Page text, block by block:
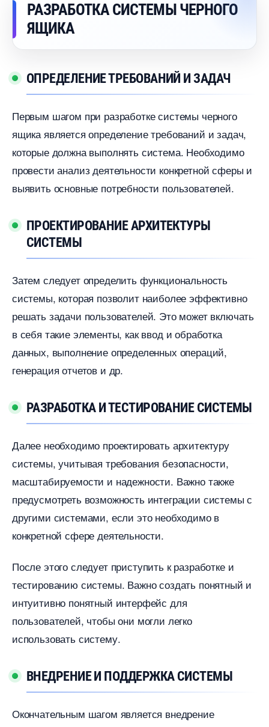
РАЗРАБОТКА СИСТЕМЫ ЧЕРНОГО
ЯЩИКА
ОПРЕДЕЛЕНИЕ ТРЕБОВАНИЙ И ЗАДАЧ
Первым шагом при разработке системы черного
ящика является определение требований и задач,
которые должна выполнять система. Необходимо
провести анализ деятельности конкретной сферы и
ыявить основные потребности пользователей.​
ПРОЕКТИРОВАНИЕ АРХИТЕКТУРЫ
СИСТЕМЫ
Затем следует определить функциональность
системы, которая позволит наиболее эффективно
решать задачи пользователей. Это может включать
себя такие элементы, как ввод и обработка
данных, выполнение определенных операций,
енерация отчетов и др.​
РАЗРАБОТКА И ТЕСТИРОВАНИЕ СИСТЕМЫ
Далее необходимо проектировать архитектуру
системы, учитывая требования безопасности,
масштабируемости и надежности.​ Важно также
предусмотреть возможность интеграции системы с
другими системами, если это необходимо
конкретной сфере деятельности.​
После этого следует приступить к разработке и
тестированию системы.​ Важно создать понятный и
интуитивно понятный интерфейс для
пользователей, чтобы они могли легко
использовать систему.
НЕДРЕНИЕ И ПОДДЕРЖКА СИСТЕМЫ
Окончательным шагом является внедрение